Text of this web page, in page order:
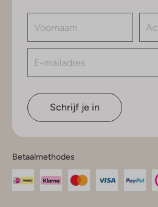
Schrijf je in
Betaalmethodes